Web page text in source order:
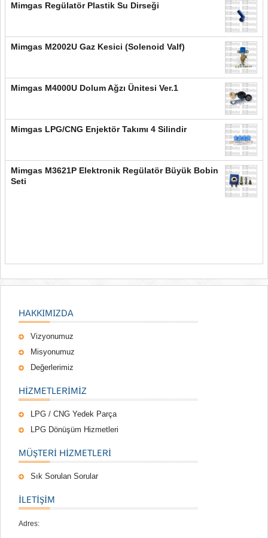
Mimgas Regülatör Plastik Su Dirseği
Mimgas M2002U Gaz Kesici (Solenoid Valf)
Mimgas M4000U Dolum Ağzı Ünitesi Ver.1
Mimgas LPG/CNG Enjektör Takımı 4 Silindir
Mimgas M3621P Elektronik Regülatör Büyük Bobin
Seti
HAKKIMIZDA
Vizyonumuz
Misyonumuz
Değerlerimiz
HIZMETLERIMIZ
LPG / CNG Yedek Parça
LPG Dönüşüm Hizmetleri
MÜŞTERI HIZMETLERI
Sık Sorulan Sorular
İLETİŞİM
Adres: